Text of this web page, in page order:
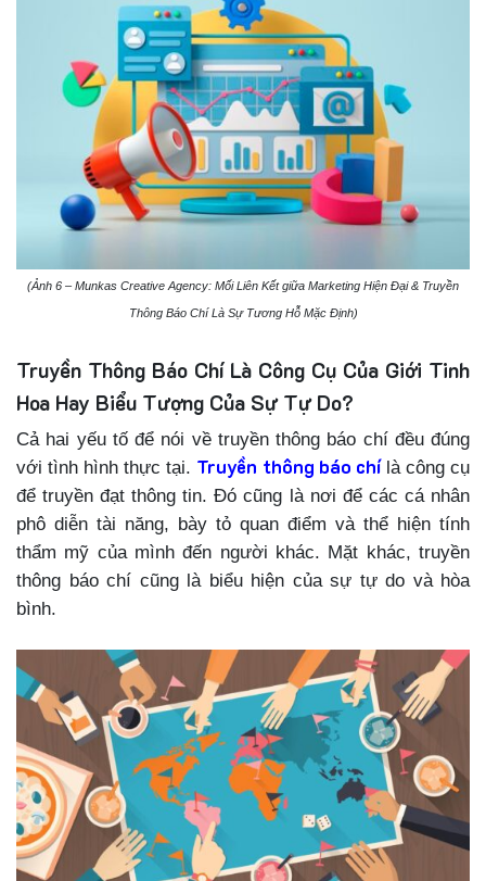
(Ảnh 6 – Munkas Creative Agency: Mối Liên Kết giữa Marketing Hiện Đại & Truyền
Thông Báo Chí Là Sự Tương Hỗ Mặc Định)
Truyền Thông Báo Chí Là Công Cụ Của Giới Tinh
Hoa Hay Biểu Tượng Của Sự Tự Do?
Cả hai yếu tố để nói về truyền thông báo chí đều đúng
với tình hình thực tại. Truyền thông báo chílà công cụ
để truyền đạt thông tin. Đó cũng là nơi để các cá nhân
phô diễn tài năng, bày tỏ quan điểm và thể hiện tính
thẩm mỹ của mình đến người khác. Mặt khác, truyền
thông báo chí cũng là biểu hiện của sự tự do và hòa
bình.